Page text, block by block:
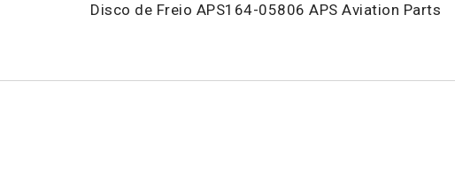
Disco de Freio APS164-05806 APS Aviation Parts